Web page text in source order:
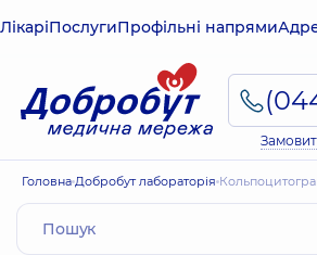
ЛікаріПослугиПрофільні напрями
Головна Добробут лабораторія